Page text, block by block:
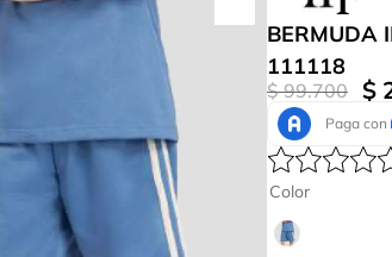
BERMUDA
111118
$ 99.700 $
Color
camibuzo
ropa deportiva mujer